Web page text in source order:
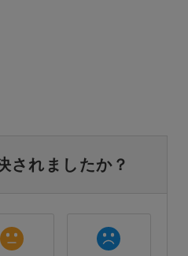
されましたか？